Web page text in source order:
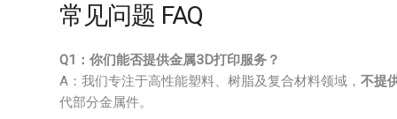
常见问题 FAQ
Q1：你们能否提供金属3D打印服务？
A：我们专注于高性能塑料、树脂及复合材料领域， 不提
代部分金属件。